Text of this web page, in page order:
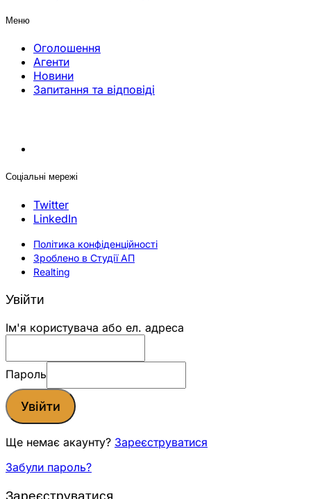
Меню
Оголошення
Агенти
Новини
Запитання та відповіді
Соціальні мережі
Twitter
LinkedIn
Політика конфіденційності
Зроблено в Студії АП
Realting
Увійти
Ім'я користувача або ел. адреса
Пароль
Увійти
Ще немає акаунту? Зареєструватися
Забули пароль?
Зареєструватися